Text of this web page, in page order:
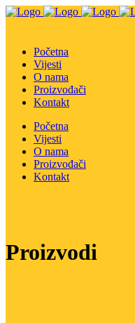
Početna
Vijesti
O nama
Proizvođači
Kontakt
Početna
Vijesti
O nama
Proizvođači
Kontakt
Proizvodi